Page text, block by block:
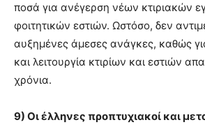
ποσά για ανέγερση νέων κτιριακών
φοιτητικών εστιών. Ωστόσο, δεν
αυξημένες άμεσες ανάγκες, καθώς
και λειτουργία κτιρίων και εστιών
χρόνια.
9) Οι έλληνες προπτυχιακοί και